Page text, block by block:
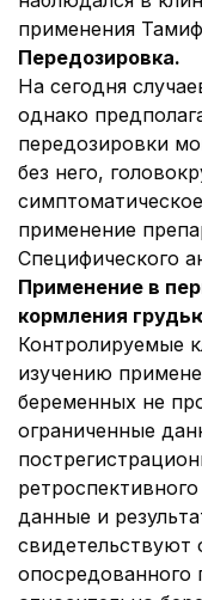
применения
Передозировка.
На сегодня
однако
передозировки
без него,
применение
Специфического
Применение в
кормления
Контролируемые
изучению
беременных не
ограниченные
данные и
свидетельствуют